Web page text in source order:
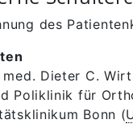
des
med. Dieter C.
Poliklinik für
Bonn (